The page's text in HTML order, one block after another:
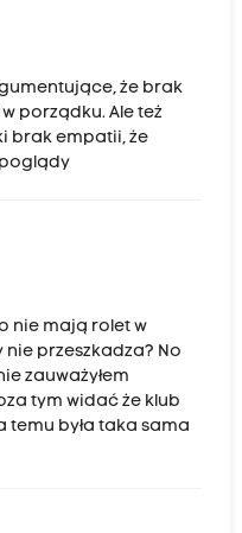
że brak
porządku. Ale też
brak empatii, że
nie mają rolet w
nie przeszkadza? No
zauważyłem
tym widać że klub
temu była taka sama